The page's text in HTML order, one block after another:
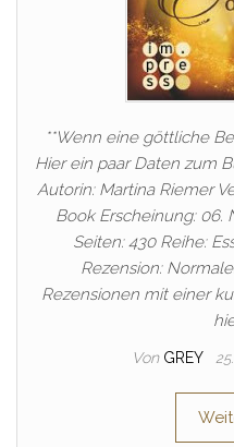
**Wenn eine göttliche
Hier ein paar Daten zum
Autorin: Martina Riemer
Book Erscheinung: 06.
Seiten: 430 Reihe:
Rezension:
Rezensionen mit einer
Von GREY